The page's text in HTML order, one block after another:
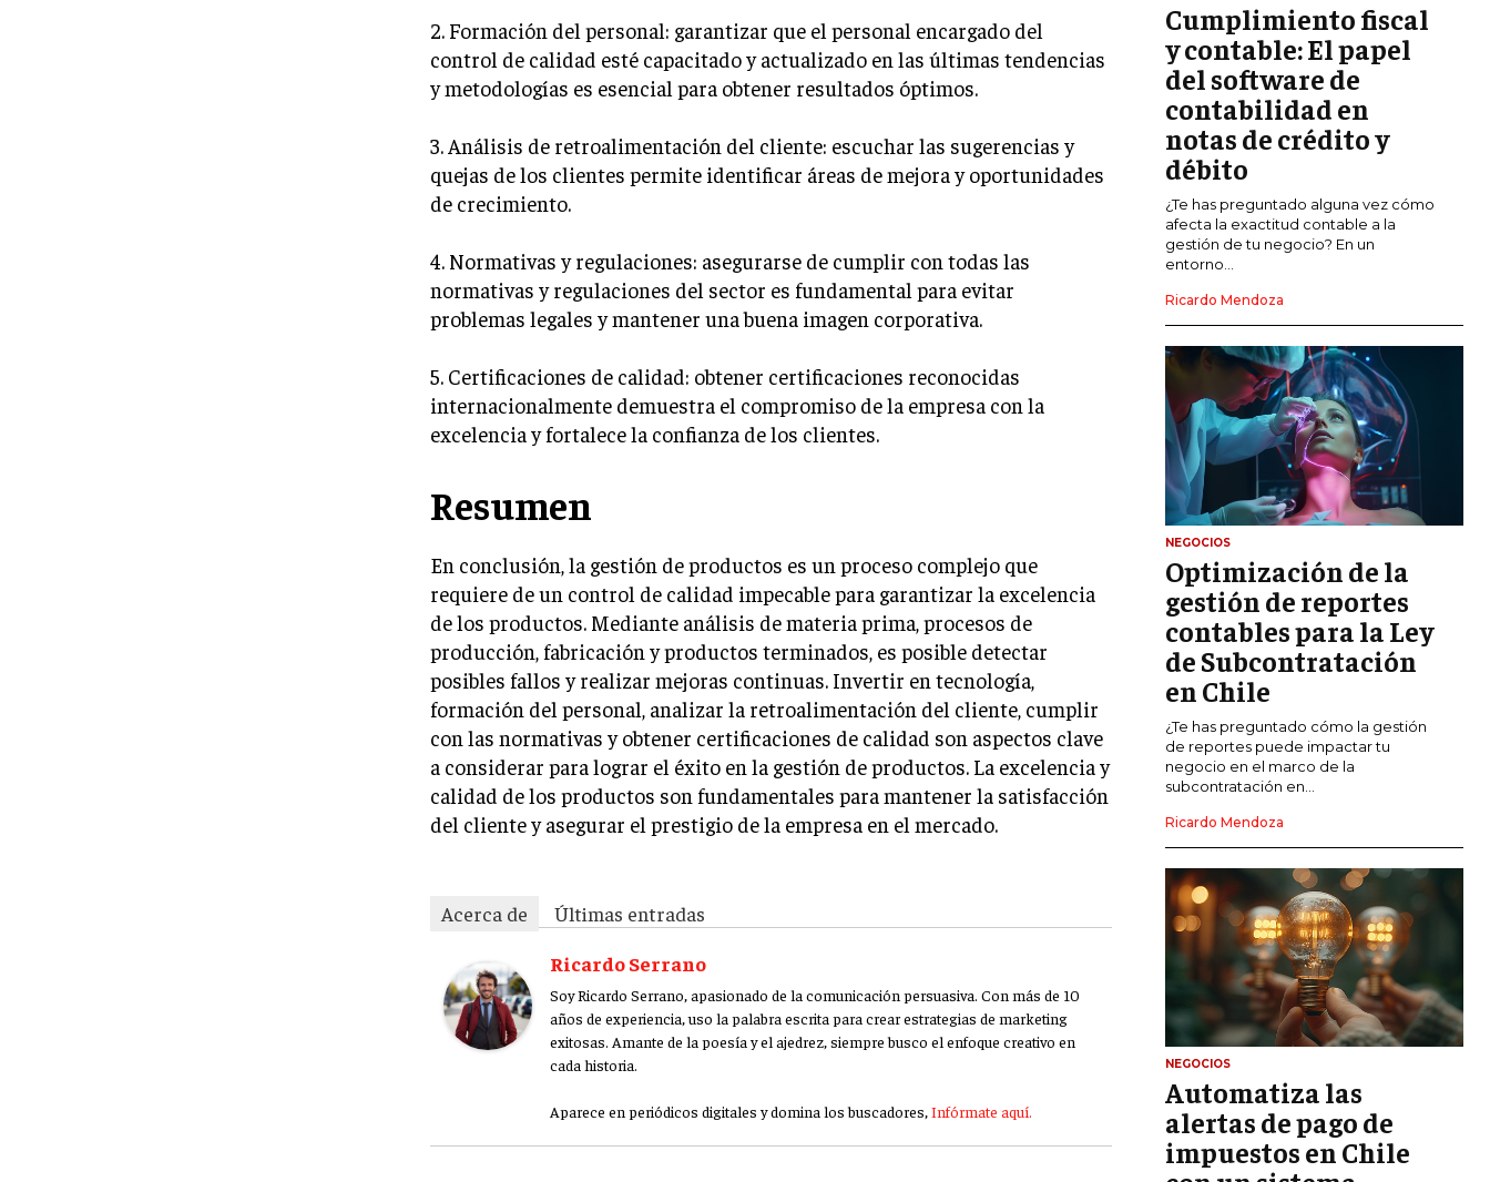
NEGOCIOS
ESTRATEGIAS DE NEGOCIOS
MARKETING B2B
MARKETING B2C
FRANQUICIAS
MARKETING DE INFLUENCERS
E-COMMERCE
GESTIÓN DE CRISIS EMPRESARIALES
EMPRESAS Y STARTUPS TECNOLÓGICAS
GESTIÓN DE LA EXPERIENCIA DEL
CLIENTE
PROYECTOS
GESTIÓN DE PROYECTOS
GESTIÓN DE OPERACIONES Y CADENA
DE SUMINISTRO
LOGÍSTICA EMPRESARIAL
CALIDAD Y MEJORA CONTINUA
TALENTOS
TALENTO
RECLUTAMIENTO Y SELECCIÓN
DESARROLLO DE PERSONAL
GESTIÓN DEL DESEMPEÑO
CULTURA Y CLIMA ORGANIZACIONAL
ÉTICA EMPRESARIAL Y
RESPONSABILIDAD SOCIAL
BLOG
2. Formación del personal: garantizar que el personal encargado del
control de calidad esté capacitado y actualizado en las últimas tendencias
y metodologías es esencial para obtener resultados óptimos.
3. Análisis de retroalimentación del cliente: escuchar las sugerencias y
quejas de los clientes permite identificar áreas de mejora y oportunidades
de crecimiento.
4. Normativas y regulaciones: asegurarse de cumplir con todas las
normativas y regulaciones del sector es fundamental para evitar
problemas legales y mantener una buena imagen corporativa.
5. Certificaciones de calidad: obtener certificaciones reconocidas
internacionalmente demuestra el compromiso de la empresa con la
excelencia y fortalece la confianza de los clientes.
Resumen
En conclusión, la gestión de productos es un proceso complejo que
requiere de un control de calidad impecable para garantizar la excelencia
de los productos. Mediante análisis de materia prima, procesos de
producción, fabricación y productos terminados, es posible detectar
posibles fallos y realizar mejoras continuas. Invertir en tecnología,
formación del personal, analizar la retroalimentación del cliente, cumplir
con las normativas y obtener certificaciones de calidad son aspectos clave
a considerar para lograr el éxito en la gestión de productos. La excelencia y
calidad de los productos son fundamentales para mantener la satisfacción
del cliente y asegurar el prestigio de la empresa en el mercado.
Acerca de
Últimas entradas
Ricardo Serrano
Soy Ricardo Serrano, apasionado de la comunicación persuasiva. Con más de 10
años de experiencia, uso la palabra escrita para crear estrategias de marketing
exitosas. Amante de la poesía y el ajedrez, siempre busco el enfoque creativo en
cada historia.
Aparece en periódicos digitales y domina los buscadores,Infórmate aquí.
Cumplimiento fiscal
y contable: El papel
del software de
contabilidad en
notas de crédito y
débito
¿Te has preguntado alguna vez cómo
afecta la exactitud contable a la
gestión de tu negocio? En un
entorno...
Ricardo Mendoza
NEGOCIOS
Optimización de la
gestión de reportes
contables para la Ley
de Subcontratación
en Chile
¿Te has preguntado cómo la gestión
de reportes puede impactar tu
negocio en el marco de la
subcontratación en...
Ricardo Mendoza
NEGOCIOS
Automatiza las
alertas de pago de
impuestos en Chile